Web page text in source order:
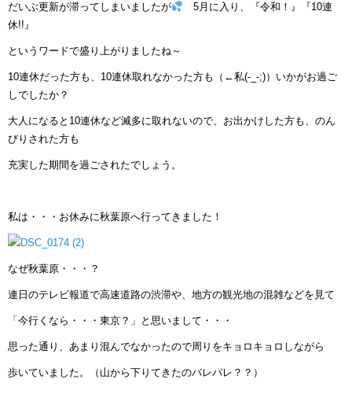
だいぶ更新が滞ってしまいましたが
5月に入り、『令和！』『10連
休!!』
というワードで盛り上がりましたね～
10連休だった方も、10連休取れなかった方も（←私(-_-;)）いかがお過ご
しでしたか？
大人になると10連休など滅多に取れないので、お出かけした方も、のん
びりされた方も
充実した期間を過ごされたでしょう。
私は・・・お休みに秋葉原へ行ってきました！
なぜ秋葉原・・・？
連日のテレビ報道で高速道路の渋滞や、地方の観光地の混雑などを見て
「今行くなら・・・東京？」と思いまして・・・
思った通り、あまり混んでなかったので周りをキョロキョロしながら
歩いていました。（山から下りてきたのバレバレ？？）